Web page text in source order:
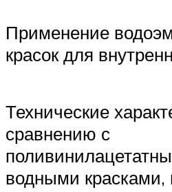
Применение
красок для
Технические
сравнению с
водными